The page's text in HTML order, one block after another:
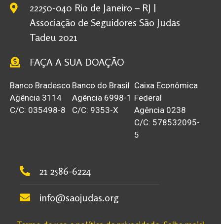
22250-040 Rio de Janeiro – RJ |
Associação de Seguidores São Judas
Tadeu 2021
FAÇA A SUA DOAÇÃO
Banco Bradesco
Agência 3114
C/C: 035498-8
Banco do Brasil
Agência 6998-1
C/C: 9353-X
Caixa Econômica
Federal
Agência 0238
C/C: 578532095-
5
21 2586-6224
info@saojudas.org